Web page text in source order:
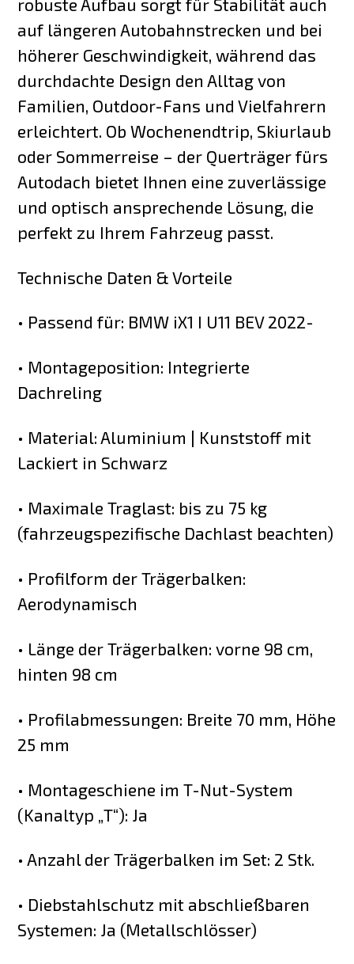
robuste Aufbau sorgt für Stabilität auch
auf längeren Autobahnstrecken und bei
höherer Geschwindigkeit, während das
durchdachte Design den Alltag von
Familien, Outdoor-Fans und Vielfahrern
erleichtert. Ob Wochenendtrip, Skiurlaub
oder Sommerreise – der Querträger fürs
Autodach bietet Ihnen eine zuverlässige
und optisch ansprechende Lösung, die
perfekt zu Ihrem Fahrzeug passt.
Technische Daten & Vorteile
• Passend für: BMW iX1 I U11 BEV 2022-
• Montageposition: Integrierte
Dachreling
• Material: Aluminium | Kunststoff mit
Lackiert in Schwarz
• Maximale Traglast: bis zu 75 kg
(fahrzeugspezifische Dachlast beachten)
• Profilform der Trägerbalken:
Aerodynamisch
• Länge der Trägerbalken: vorne 98 cm,
hinten 98 cm
• Profilabmessungen: Breite 70 mm, Höhe
25 mm
• Montageschiene im T-Nut-System
(Kanaltyp „T“): Ja
• Anzahl der Trägerbalken im Set: 2 Stk.
• Diebstahlschutz mit abschließbaren
Systemen: Ja (Metallschlösser)